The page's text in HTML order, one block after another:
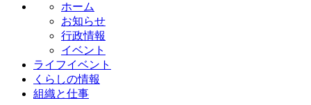
ホーム
お知らせ
行政情報
イベント
ライフイベント
くらしの情報
組織と仕事